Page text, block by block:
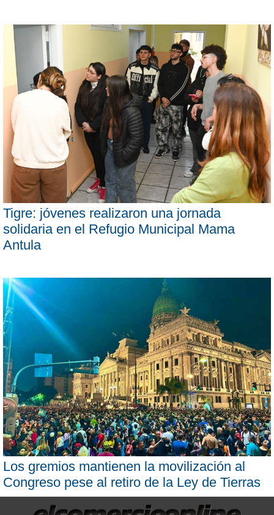
Tigre: jóvenes realizaron una jornada
solidaria en el Refugio Municipal Mama
Antula
Los gremios mantienen la movilización al
Congreso pese al retiro de la Ley de Tierras